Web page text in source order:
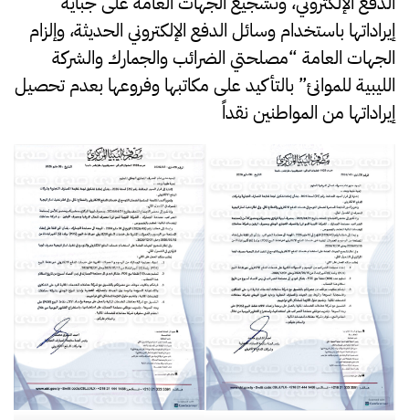
إيراداتها باستخدام وسائل الدفع الإلكتروني الحديثة، وإلزام
الجهات العامة “مصلحتي الضرائب والجمارك والشركة
الليبية للموانئ” بالتأكيد على مكاتبها وفروعها بعدم تحصيل
إيراداتها من المواطنين نقداً